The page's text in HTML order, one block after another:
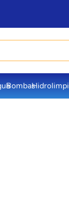
Bombas